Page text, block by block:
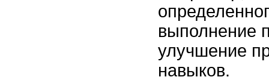
выполнение
улучшение
навыков.